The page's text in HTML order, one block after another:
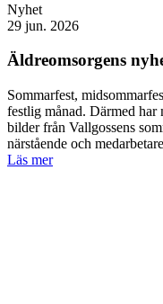
Nyhet
29 jun. 2026
Äldreomsorgens
Sommarfest,
festlig månad. Därmed
bilder från Vallgossens
närstående och
Läs mer